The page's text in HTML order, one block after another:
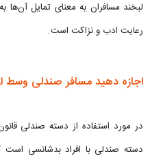
لبخند مسافران به معنای تمایل آن‌ها
رعایت ادب و نزاکت است.
اجازه دهید مسافر صندلی وسط
در مورد استفاده از دسته صندلی
دسته صندلی با افراد بدشانسی